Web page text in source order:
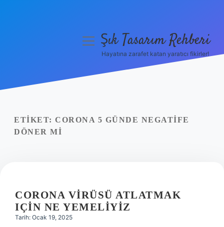
Yasal Uyarı
menüyüŞık Tasarım Rehberi
Hayatına zarafet katan yaratıcı fikirler!
ETIKET: CORONA 5 GÜNDE NEGATIFE
DÖNER MI
CORONA VIRÜSÜ ATLATMAK
IÇIN NE YEMELIYIZ
Tarih: Ocak 19, 2025